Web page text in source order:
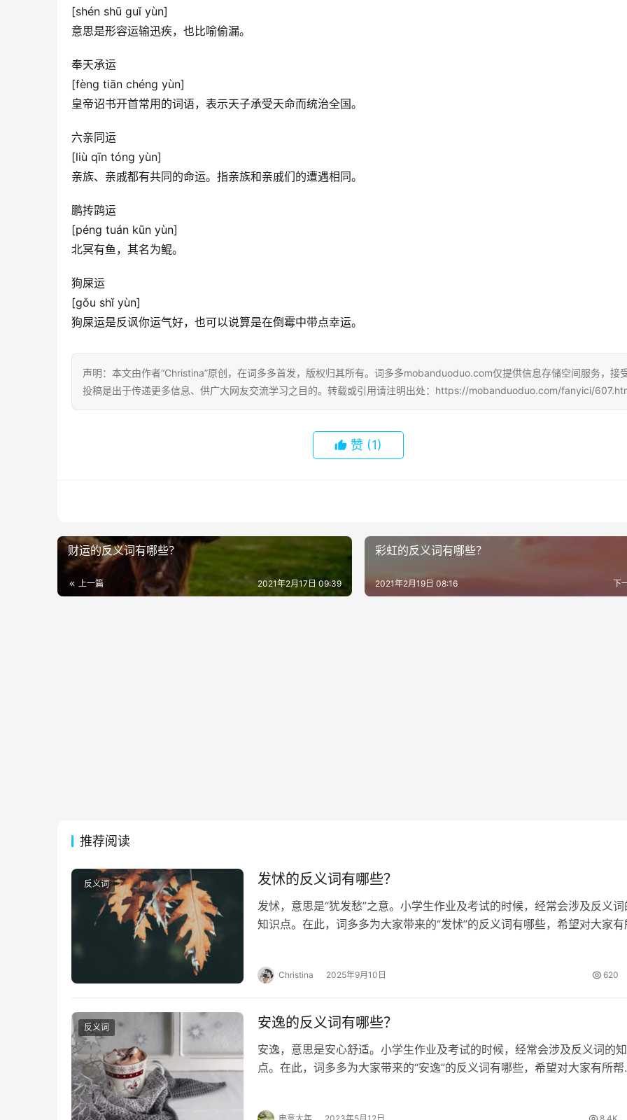
[shén shū guǐ yùn]
意思是形容运输迅疾，也比喻偷漏。
奉天承运
[fèng tiān chéng yùn]
皇帝诏书开首常用的词语，表示天子承受天命而统治全国。
六亲同运
[liù qīn tóng yùn]
亲族、亲戚都有共同的命运。指亲族和亲戚们的遭遇相同。
鹏抟鹍运
[péng tuán kūn yùn]
北冥有鱼，其名为鲲。
狗屎运
[gǒu shǐ yùn]
狗屎运是反讽你运气好，也可以说算是在倒霉中带点幸运。
声明：本文由作者“Christina”原创，在词多多首发，版权归其所有。词多多mobanduoduo.com仅提供信息存储空间服务，接
投稿是出于传递更多信息、供广大网友交流学习之目的。转载或引用请注明出处：https://mobanduoduo.com/fanyici/
赞 (1)
财运的反义词有哪些？
上一篇 2021年2月17日 09:39
彩虹的反义词有哪些？
下
2021年2月19日 08:16
推荐阅读
反义词 发怵的反义词有哪些？
发怵，意思是“犹发愁”之意。小学生作业及考试的时候，经常会涉及反义词
知识点。在此，词多多为大家带来的“发怵”的反义词有哪些，希望对大家有
Christina 2025年9月10日 620
反义词 安逸的反义词有哪些？
安逸，意思是安心舒适。小学生作业及考试的时候，经常会涉及反义词的
点。在此，词多多为大家带来的“安逸”的反义词有哪些，希望对大家有所帮